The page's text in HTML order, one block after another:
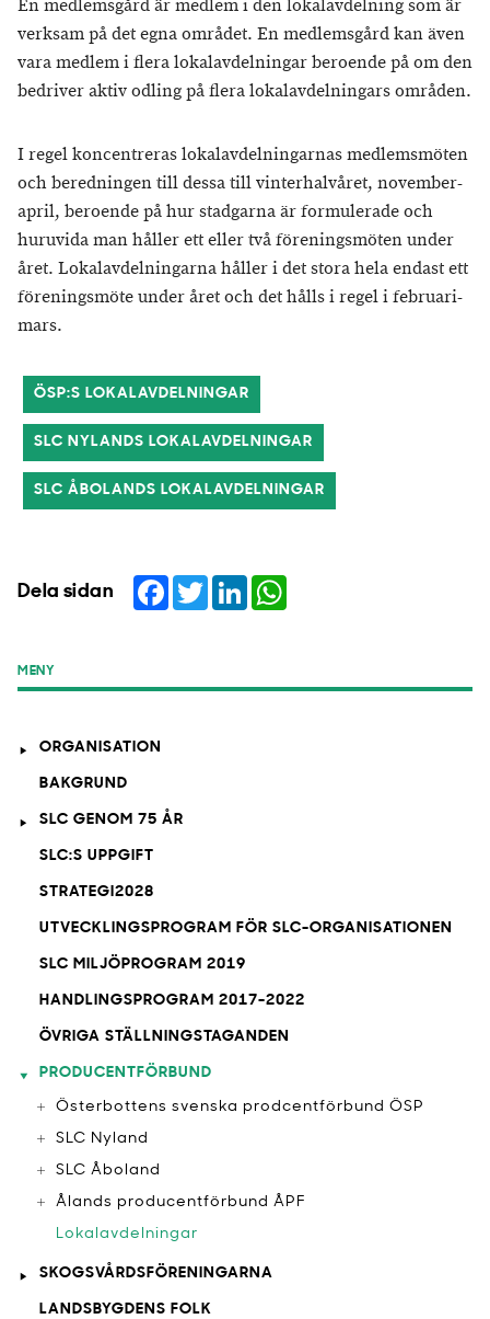
En medlemsgård är medlem i den lokalavdelning som är
verksam på det egna området. En medlemsgård kan även
vara medlem i flera lokalavdelningar beroende på om den
bedriver aktiv odling på flera lokalavdelningars områden.
I regel koncentreras lokalavdelningarnas medlemsmöten
och beredningen till dessa till vinterhalvåret, november-
april, beroende på hur stadgarna är formulerade och
huruvida man håller ett eller två föreningsmöten under
året. Lokalavdelningarna håller i det stora hela endast ett
föreningsmöte under året och det hålls i regel i februari-
mars.
ÖSP:S LOKALAVDELNINGAR
SLC NYLANDS LOKALAVDELNINGAR
SLC ÅBOLANDS LOKALAVDELNINGAR
Dela sidan Facebook
TwitterLinkedIn
MENY
ORGANISATION
BAKGRUND
SLC GENOM 75 ÅR
SLC:S UPPGIFT
STRATEGI2028
UTVECKLINGSPROGRAM FÖR SLC-ORGANISATIONEN
SLC MILJÖPROGRAM 2019
HANDLINGSPROGRAM 2017-2022
ÖVRIGA STÄLLNINGSTAGANDEN
PRODUCENTFÖRBUND
Österbottens svenska prodcentförbund ÖSP
SLC Nyland
SLC Åboland
Ålands producentförbund ÅPF
Lokalavdelningar
SKOGSVÅRDSFÖRENINGARNA
LANDSBYGDENS FOLK